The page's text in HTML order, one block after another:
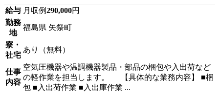
給与 月収例290,000円
勤務
地
福島県 矢祭町
寮・
社宅
あり（無料）
仕事
内容
空気圧機器や温調機器製品・部品の梱包や入出荷など
の軽作業を担当します。 【具体的な業務内容】 ■梱
包 ■入出荷作業 ■入出庫作業 ...